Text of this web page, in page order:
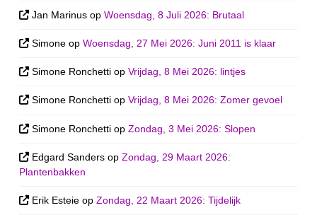
Jan Marinus opWoensdag, 8 Juli 2026: Brutaal
Simone opWoensdag, 27 Mei 2026: Juni 2011 is klaar
Simone Ronchetti opVrijdag, 8 Mei 2026: lintjes
Simone Ronchetti opVrijdag, 8 Mei 2026: Zomer gevoel
Simone Ronchetti opZondag, 3 Mei 2026: Slopen
Edgard Sanders opZondag, 29 Maart 2026:
Plantenbakken
Erik Esteie opZondag, 22 Maart 2026: Tijdelijk